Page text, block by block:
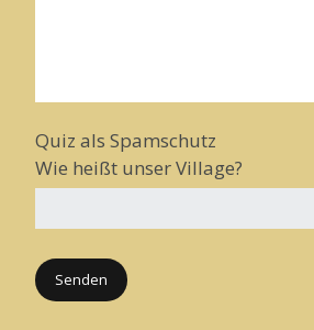
Quiz als Spamschutz
Wie heißt unser Village?